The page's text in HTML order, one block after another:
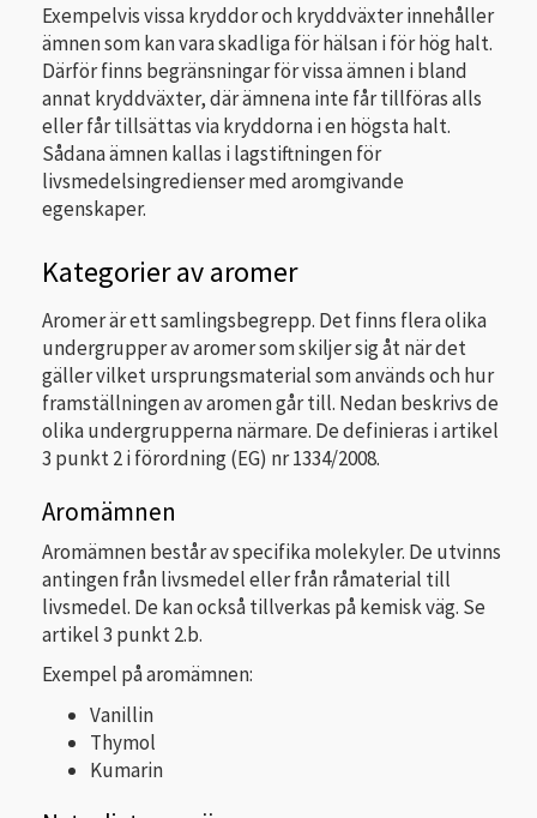
Exempelvis vissa kryddor och kryddväxter innehåller
ämnen som kan vara skadliga för hälsan i för hög halt.
Därför finns begränsningar för vissa ämnen i bland
annat kryddväxter, där ämnena inte får tillföras alls
eller får tillsättas via kryddorna i en högsta halt.
Sådana ämnen kallas i lagstiftningen för
livsmedelsingredienser med aromgivande
egenskaper.
Kategorier av aromer
Aromer är ett samlingsbegrepp. Det finns flera olika
undergrupper av aromer som skiljer sig åt när det
gäller vilket ursprungsmaterial som används och hur
framställningen av aromen går till. Nedan beskrivs de
olika undergrupperna närmare. De definieras i artikel
3 punkt 2 i förordning (EG) nr 1334/2008.
Aromämnen
Aromämnen består av specifika molekyler. De utvinns
antingen från livsmedel eller från råmaterial till
livsmedel. De kan också tillverkas på kemisk väg. Se
artikel 3 punkt 2.b.
Exempel på aromämnen:
Vanillin
Thymol
Kumarin